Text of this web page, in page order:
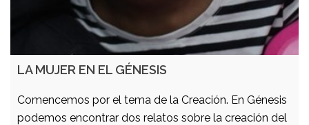
LA MUJER EN EL GÉNESIS
Comencemos por el tema de la Creación. En Génesis
podemos encontrar dos relatos sobre la creación del